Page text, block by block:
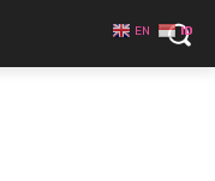
EN ID